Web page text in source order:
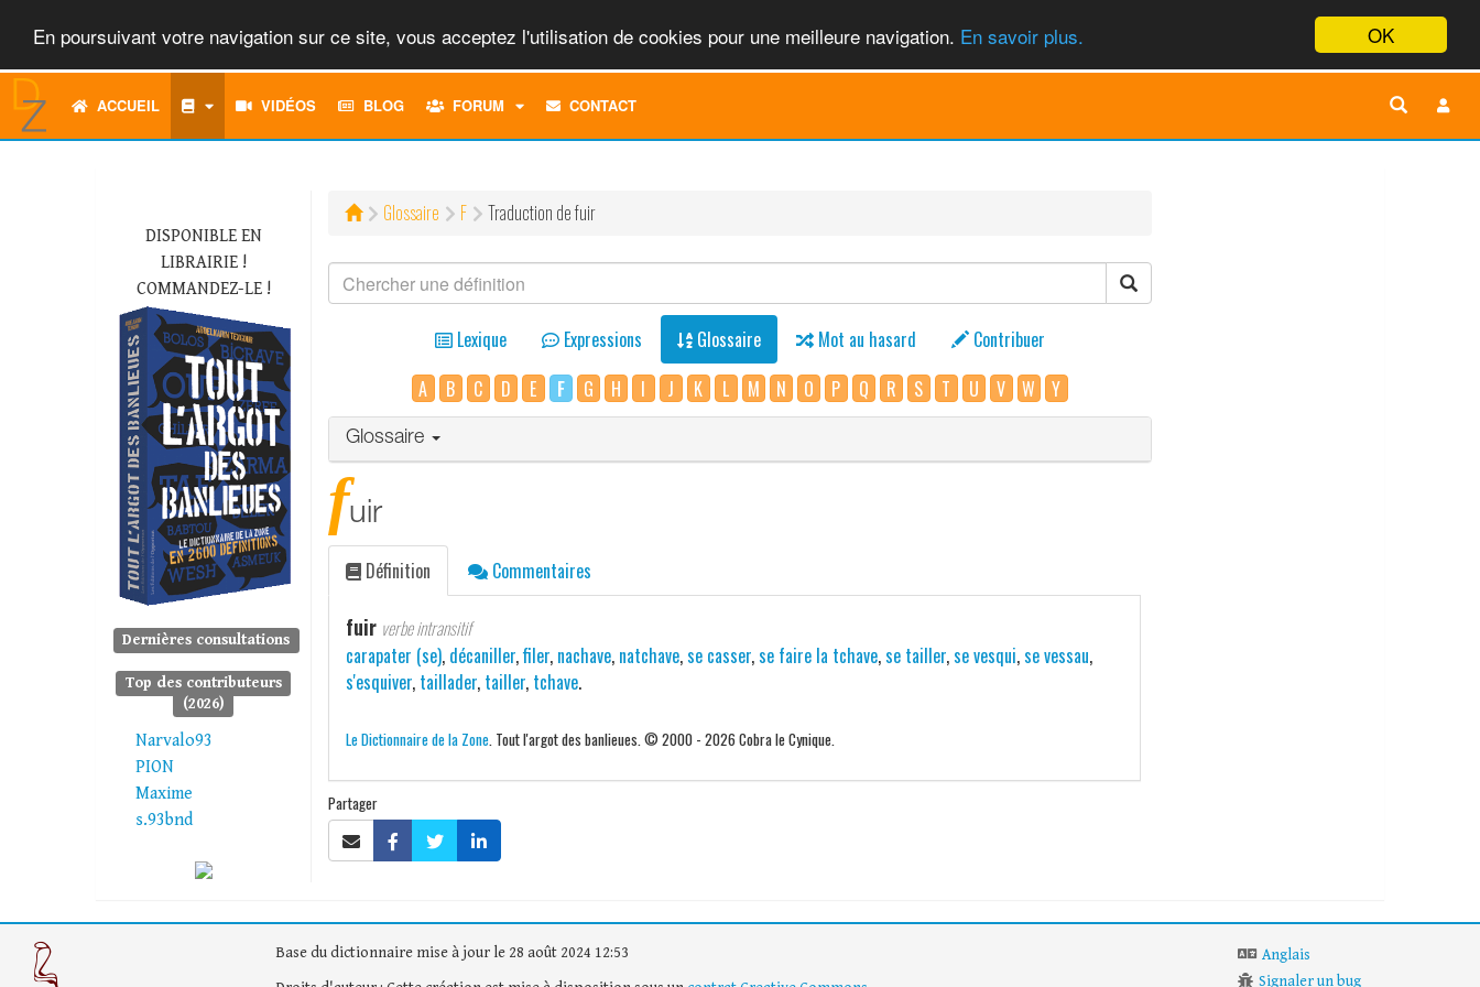
OK
En poursuivant votre navigation sur ce site, vous acceptez l'utilisation de cookies pour une meilleure navigation. En savoir plus.
ACCUEIL VIDÉOS BLOG FORUM
TOGGLECONTACT
DISPONIBLE EN
LIBRAIRIE !
COMMANDEZ-LE !
Dernières consultations
Top des contributeurs
(2026)
Narvalo93
PION
Maxime
s.93bnd
Glossaire F Traduction de fuir
Lexique Expressions Glossaire Mot au hasard
Contribuer
A
B C D E F G H I J K L M N O P Q R S T U V W Y
Glossaire
fuir
Définition Commentaires
fuir verbe intransitif
carapater (se), décaniller,filer, nachave, natchave,se casser,se faire la tchave,se tailler,se vesqui,se vessau,
s'esquiver, taillader, tailler, tchave.
Le Dictionnaire de la Zone. Tout l'argot des banlieues. © 2000 - 2026 Cobra le Cynique.
Partager
Base du dictionnaire mise à jour le 28 août 2024 12:53
Anglais
Signaler un bug